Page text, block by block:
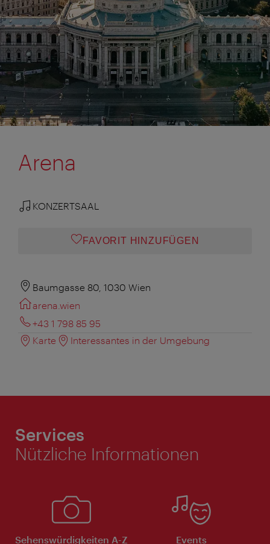
Arena
KONZERTSAAL
FAVORIT HINZUFÜGEN
Baumgasse 80, 1030 Wien
arena.wien
+43 1 798 85 95
Karte
Interessantes in der Umgebung
Services
Nützliche Informationen
Sehenswürdigkeiten A-Z Events